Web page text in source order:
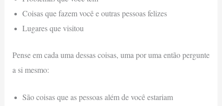
Coisas que fazem você e outras pessoas felizes
Lugares que visitou
Pense em cada uma dessas coisas, uma por uma então pergunte
a si mesmo:
São coisas que as pessoas além de você estariam